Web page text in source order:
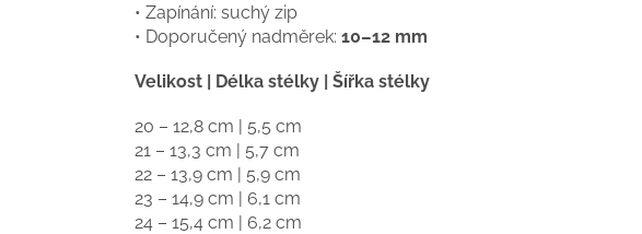
• Zapínání: suchý zip
• Doporučený nadměrek: 10–12 mm
Velikost | Délka stélky | Šířka stélky
20 – 12,8 cm | 5,5 cm
21 – 13,3 cm | 5,7 cm
22 – 13,9 cm | 5,9 cm
23 – 14,9 cm | 6,1 cm
24 – 15,4 cm | 6,2 cm